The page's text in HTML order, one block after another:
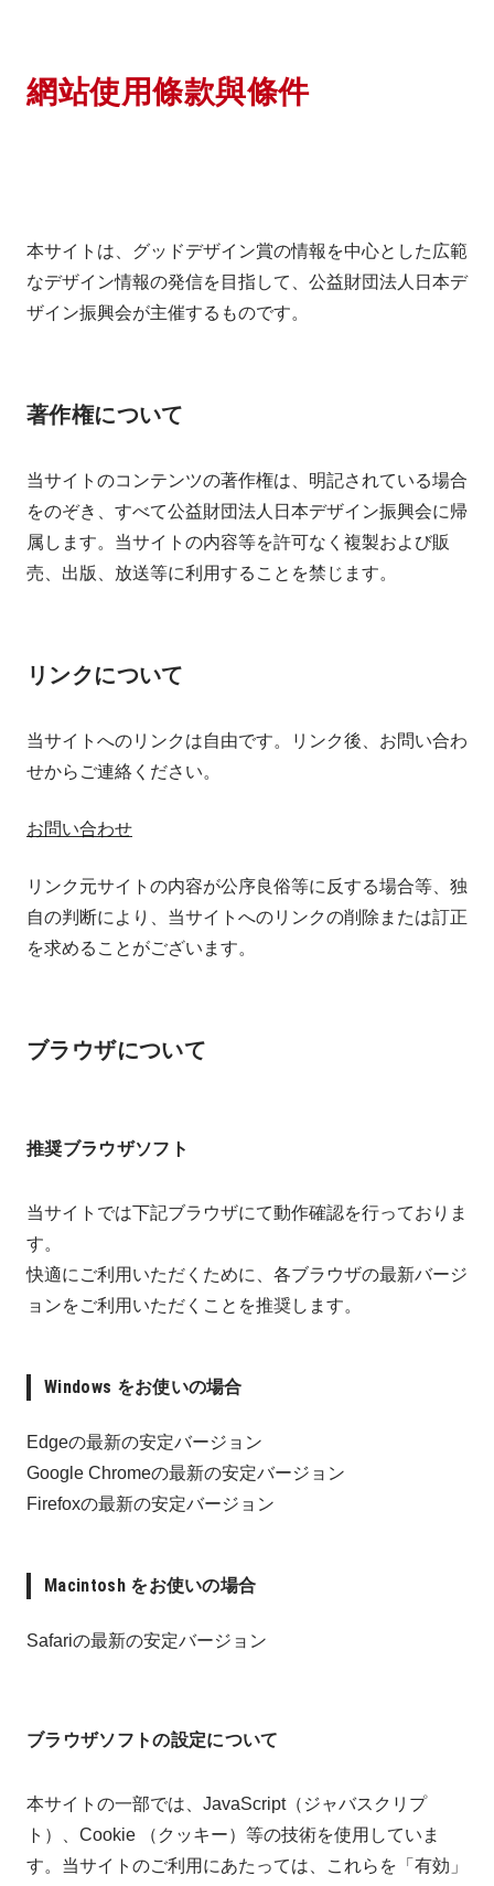
網站使用條款與條件
本サイトは、グッドデザイン賞の情報を中心とした広範
なデザイン情報の発信を目指して、公益財団法人日本デ
ザイン振興会が主催するものです。
著作権について
当サイトのコンテンツの著作権は、明記されている場合
をのぞき、すべて公益財団法人日本デザイン振興会に帰
属します。当サイトの内容等を許可なく複製および販
売、出版、放送等に利用することを禁じます。
リンクについて
当サイトへのリンクは自由です。リンク後、お問い合わ
せからご連絡ください。
お問い合わせ
リンク元サイトの内容が公序良俗等に反する場合等、独
自の判断により、当サイトへのリンクの削除または訂正
を求めることがございます。
ブラウザについて
推奨ブラウザソフト
当サイトでは下記ブラウザにて動作確認を行っておりま
す。
快適にご利用いただくために、各ブラウザの最新バージ
ョンをご利用いただくことを推奨します。
Windows をお使いの場合
Edgeの最新の安定バージョン
Google Chromeの最新の安定バージョン
Firefoxの最新の安定バージョン
Macintosh をお使いの場合
Safariの最新の安定バージョン
ブラウザソフトの設定について
本サイトの一部では、JavaScript（ジャバスクリプ
ト）、Cookie （クッキー）等の技術を使用していま
す。当サイトのご利用にあたっては、これらを「有効」